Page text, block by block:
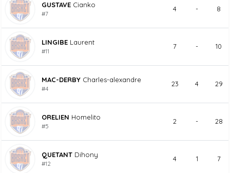
GUSTAVE Cianko
#7
4 - 8
LINGIBE Laurent
#11
7 - 10
MAC-DERBY Charles-alexandre
#4
23 4 29
ORELIEN Homelito
#5
2 - 28
QUETANT Dihony
#12
4 1 7